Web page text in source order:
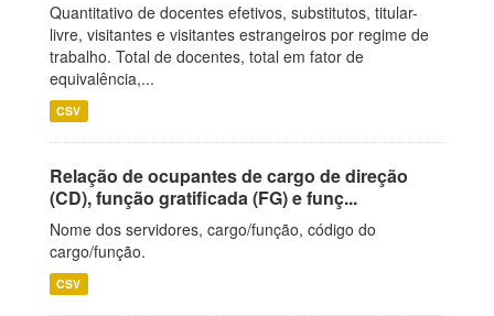
Quantitativo de docentes efetivos, substitutos, titular-
livre, visitantes e visitantes estrangeiros por regime de
trabalho. Total de docentes, total em fator de
equivalência,...
CSV
Relação de ocupantes de cargo de direção
(CD), função gratificada (FG) e funç...
Nome dos servidores, cargo/função, código do
cargo/função.
CSV